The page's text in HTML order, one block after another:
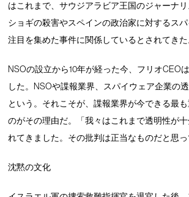
はこれまで、サウジアラビア王国のジャーナ
ショギの殺害やスペインの政治家に対するス
注目を集めた事件に関係しているとされてきた
NSOの設立から10年が経った今、フリオCEO
した。NSOや諜報業界、スパイウェア企業の
という。それこそが、諜報業界が今できる最
のがその理由だ。「我々はこれまで透明性が
れてきました。その批判は正当なものだと思っ
沈黙の文化